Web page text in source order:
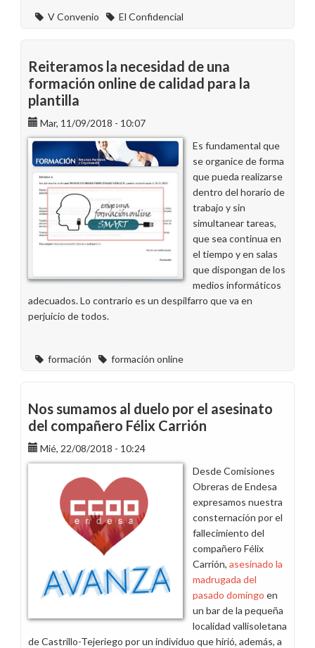
V Convenio El Confidencial
Reiteramos la necesidad de una
formación online de calidad para la
plantilla
Mar, 11/09/2018 - 10:07
Es fundamental que
se organice de forma
que pueda realizarse
dentro del horario de
trabajo y sin
simultanear tareas,
que sea continua en
el tiempo y en salas
que dispongan de los
medios informáticos
adecuados. Lo contrario es un despilfarro que va en
perjuicio de todos.
formación formación online
Nos sumamos al duelo por el asesinato
del compañero Félix Carrión
Mié, 22/08/2018 - 10:24
Desde Comisiones
Obreras de Endesa
expresamos nuestra
consternación por el
fallecimiento del
compañero Félix
Carrión, asesinado la
madrugada del
pasado domingo en
un bar de la pequeña
localidad vallisoletana
de Castrillo-Tejeriego por un individuo que hirió, además, a